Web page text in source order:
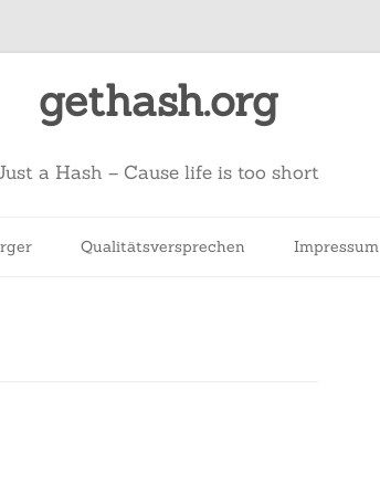
gethash.org
Just a Hash – Cause life is too short
Qualitätsversprechen Impressum